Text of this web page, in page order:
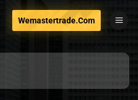
Wemastertrade.Com